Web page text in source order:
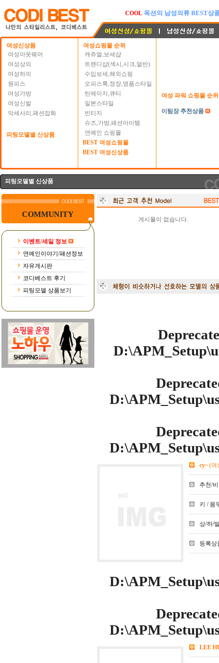
여성신상품
여성아웃웨어
여성상의
여성하의
원피스
여성가방
여성신발
악세사리,패션잡화
피팅모델별 신상품
여성쇼핑몰 순위
캐쥬얼,보세샵
트랜디샵(섹시,시크,얼반)
수입보세,해외쇼핑
오피스룩,정장,명품스타일
틴에이지,큐티
일본스타일
빈티지
슈즈,가방,패션아이템
연예인 쇼핑몰
BEST 여성쇼핑몰
BEST 여성신상품
여성 파워 쇼핑몰 순위
이팀장 추천상품
피팅모델별 신상품
COMMUNITY
이벤트/세일 정보
연예인이야기/패션정보
자유게시판
코디베스트 후기
피팅모델 상품보기
게시물이 없습니다.
cy~ (여
추천/
키 / 몸
상/하/
등록상
LEE